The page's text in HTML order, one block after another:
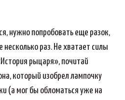
нужно попробовать еще разок,
раз. Не хватает силы
рыцаря», почитай
который изобрел лампочку
(а мог бы обломаться уже на